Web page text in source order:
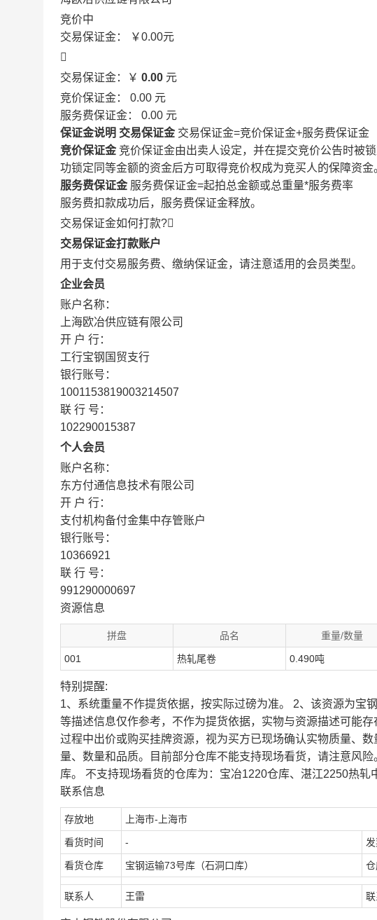
竞价中
交易保证金：
￥0.00元

交易保证金：￥ 0.00 元
竞价保证金： 0.00 元
服务费保证金： 0.00 元
保证金说明 交易保证金 交易保证金=竞价保证金+服务费保证金
竞价保证金 竞价保证金由出卖人设定，并在提交竞价公告时被
功锁定同等金额的资金后方可取得竞价权成为竞买人的保障资金
服务费保证金 服务费保证金=起拍总金额或总重量*服务费率
服务费扣款成功后，服务费保证金释放。
交易保证金如何打款?
交易保证金打款账户
用于支付交易服务费、缴纳保证金，请注意适用的会员类型。
企业会员
账户名称：
上海欧冶供应链有限公司
开 户 行：
工行宝钢国贸支行
银行账号：
1001153819003214507
联 行 号：
102290015387
个人会员
账户名称：
东方付通信息技术有限公司
开 户 行：
支付机构备付金集中存管账户
银行账号：
10366921
联 行 号：
991290000697
资源信息
拼盘 品名 重量/数量
001 热轧尾卷 0.490吨
特别提醒:
1、系统重量不作提货依据，按实际过磅为准。 2、该资源为宝
等描述信息仅作参考，不作为提货依据，实物与资源描述可能
过程中出价或购买挂牌资源，视为买方已现场确认实物质量、
量、数量和品质。目前部分仓库不能支持现场看货，请注意风
库。 不支持现场看货的仓库为：宝冶1220仓库、湛江2250热轧
联系信息
存放地 上海市-上海市
看货时间 -
看货仓库 宝钢运输73号库（石洞口库）
联系人 王雷